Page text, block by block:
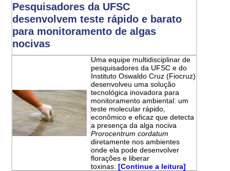
Pesquisadores da UFSC
desenvolvem teste rápido e barato
para monitoramento de algas
nocivas
Uma equipe multidisciplinar de
pesquisadores da UFSC e do
Instituto Oswaldo Cruz (Fiocruz)
desenvolveu uma solução
tecnológica inovadora para
monitoramento ambiental: um
teste molecular rápido,
econômico e eficaz que detecta
a presença da alga nociva
Prorocentrum cordatum
diretamente nos ambientes
onde ela pode desenvolver
florações e liberar
toxinas.[Continue a leitura]